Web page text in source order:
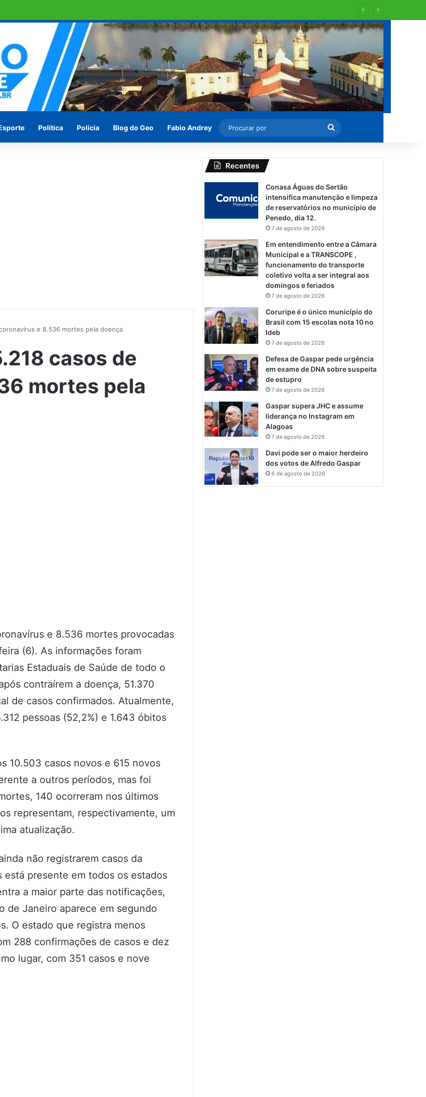
, funcionamento do transporte coletivo volta a ser integral aos domingos e feriados
Política Polícia Blog do Geo Fabio Andrey
Procurar
por
e 8.536 mortes pela doença
casos de
mortes pela
e 8.536 mortes provocadas
(6). As informações foram
Estaduais de Saúde de todo o
contraírem a doença, 51.370
de casos confirmados. Atualmente,
pessoas (52,2%) e 1.643 óbitos
10.503 casos novos e 615 novos
a outros períodos, mas foi
140 ocorreram nos últimos
representam, respectivamente, um
atualização.
não registrarem casos da
presente em todos os estados
a maior parte das notificações,
de Janeiro aparece em segundo
O estado que registra menos
288 confirmações de casos e dez
lugar, com 351 casos e nove
Recentes
Conasa Águas do Sertão
intensifica manutenção e limpeza
de reservatórios no município de
Penedo, dia 12.
7 de agosto de 2026
Em entendimento entre a Câmara
Municipal e a TRANSCOPE ,
funcionamento do transporte
coletivo volta a ser integral aos
domingos e feriados
7 de agosto de 2026
Coruripe é o único município do
Brasil com 15 escolas nota 10 no
Ideb
7 de agosto de 2026
Defesa de Gaspar pede urgência
em exame de DNA sobre suspeita
de estupro
7 de agosto de 2026
Gaspar supera JHC e assume
liderança no Instagram em
Alagoas
7 de agosto de 2026
Davi pode ser o maior herdeiro
dos votos de Alfredo Gaspar
6 de agosto de 2026